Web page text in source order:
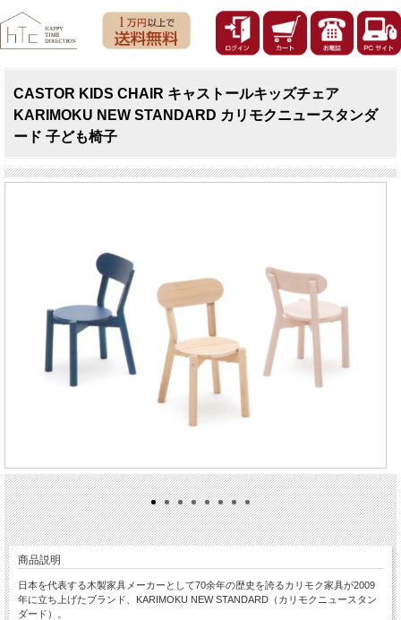
CASTOR KIDS CHAIR キャストールキッズチェア
KARIMOKU NEW STANDARD カリモクニュースタンダ
ード 子ども椅子
商品説明
日本を代表する木製家具メーカーとして70余年の歴史を誇るカリモク家具が2009
年に立ち上げたブランド、KARIMOKU NEW STANDARD（カリモクニュースタン
ダード）。